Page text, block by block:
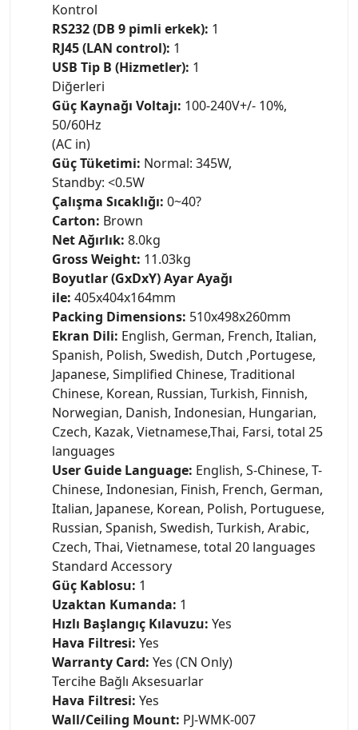
Kontrol
RS232 (DB 9 pimli erkek): 1
RJ45 (LAN control): 1
USB Tip B (Hizmetler): 1
Diğerleri
Güç Kaynağı Voltajı: 100-240V+/- 10%,
50/60Hz
(AC in)
Güç Tüketimi: Normal: 345W,
Standby: <0.5W
Çalışma Sıcaklığı: 0~40?
Carton: Brown
Net Ağırlık: 8.0kg
Gross Weight: 11.03kg
Boyutlar (GxDxY) Ayar Ayağı
ile: 405x404x164mm
Packing Dimensions: 510x498x260mm
Ekran Dili: English, German, French, Italian,
Spanish, Polish, Swedish, Dutch ,Portugese,
Japanese, Simplified Chinese, Traditional
Chinese, Korean, Russian, Turkish, Finnish,
Norwegian, Danish, Indonesian, Hungarian,
Czech, Kazak, Vietnamese,Thai, Farsi, total 25
languages
User Guide Language: English, S-Chinese, T-
Chinese, Indonesian, Finish, French, German,
Italian, Japanese, Korean, Polish, Portuguese,
Russian, Spanish, Swedish, Turkish, Arabic,
Czech, Thai, Vietnamese, total 20 languages
Standard Accessory
Güç Kablosu: 1
Uzaktan Kumanda: 1
Hızlı Başlangıç Kılavuzu: Yes
Hava Filtresi: Yes
Warranty Card: Yes (CN Only)
Tercihe Bağlı Aksesuarlar
Hava Filtresi: Yes
Wall/Ceiling Mount: PJ-WMK-007